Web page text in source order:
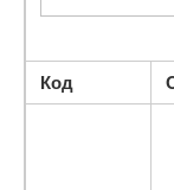
Код